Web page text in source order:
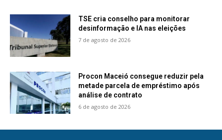
TSE cria conselho para monitorar
desinformação e IA nas eleições
7 de agosto de 2026
Procon Maceió consegue reduzir pela
metade parcela de empréstimo após
análise de contrato
6 de agosto de 2026